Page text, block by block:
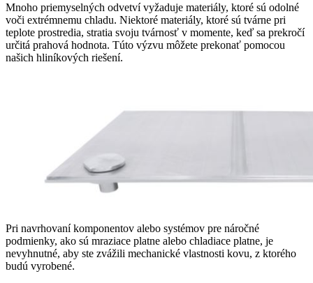
Mnoho priemyselných odvetví vyžaduje materiály, ktoré sú odolné
voči extrémnemu chladu. Niektoré materiály, ktoré sú tvárne pri
teplote prostredia, stratia svoju tvárnosť v momente, keď sa prekročí
určitá prahová hodnota. Túto výzvu môžete prekonať pomocou
našich hliníkových riešení.
Pri navrhovaní komponentov alebo systémov pre náročné
podmienky, ako sú mraziace platne alebo chladiace platne, je
nevyhnutné, aby ste zvážili mechanické vlastnosti kovu, z ktorého
budú vyrobené.